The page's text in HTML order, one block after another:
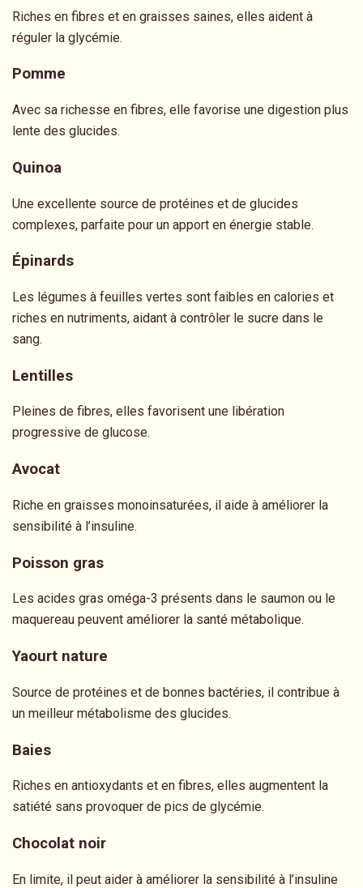
Riches en fibres et en graisses saines, elles aident à
réguler la glycémie.
Pomme
Avec sa richesse en fibres, elle favorise une digestion plus
lente des glucides.
Quinoa
Une excellente source de protéines et de glucides
complexes, parfaite pour un apport en énergie stable.
Épinards
Les légumes à feuilles vertes sont faibles en calories et
riches en nutriments, aidant à contrôler le sucre dans le
sang.
Lentilles
Pleines de fibres, elles favorisent une libération
progressive de glucose.
Avocat
Riche en graisses monoinsaturées, il aide à améliorer la
sensibilité à l’insuline.
Poisson gras
Les acides gras oméga-3 présents dans le saumon ou le
maquereau peuvent améliorer la santé métabolique.
Yaourt nature
Source de protéines et de bonnes bactéries, il contribue à
un meilleur métabolisme des glucides.
Baies
Riches en antioxydants et en fibres, elles augmentent la
satiété sans provoquer de pics de glycémie.
Chocolat noir
En limite, il peut aider à améliorer la sensibilité à l’insuline